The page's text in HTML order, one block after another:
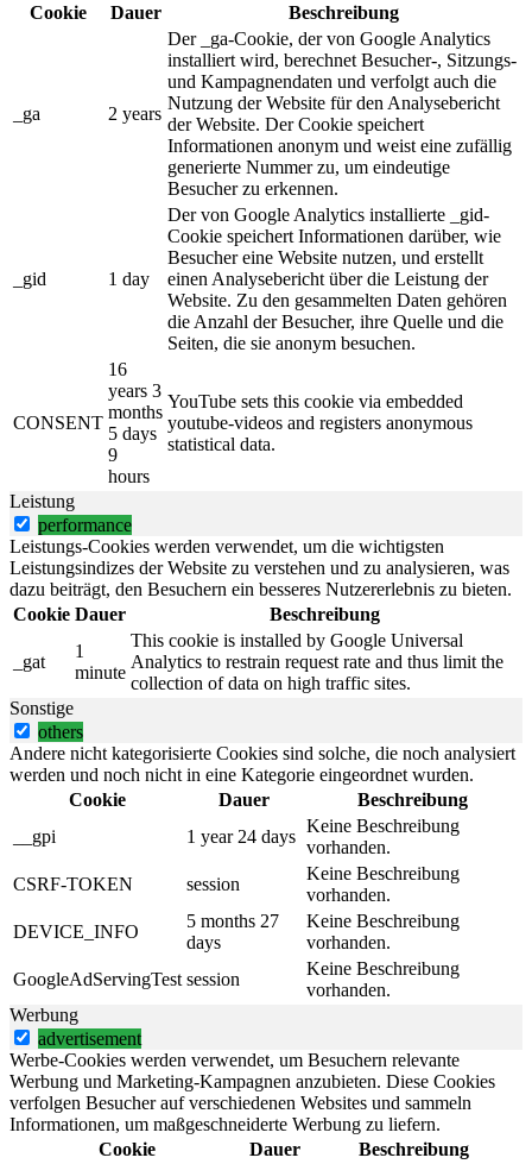
Cookie
Dauer Beschreibung
_ga 2 years
Der _ga-Cookie, der von Google Analytics
installiert wird, berechnet Besucher-, Sitzungs-
und Kampagnendaten und verfolgt auch die
Nutzung der Website für den Analysebericht
der Website. Der Cookie speichert
Informationen anonym und weist eine zufällig
generierte Nummer zu, um eindeutige
Besucher zu erkennen.
_gid 1 day
Der von Google Analytics installierte _gid-
Cookie speichert Informationen darüber, wie
Besucher eine Website nutzen, und erstellt
einen Analysebericht über die Leistung der
Website. Zu den gesammelten Daten gehören
die Anzahl der Besucher, ihre Quelle und die
Seiten, die sie anonym besuchen.
CONSENT
16
years 3
months
5 days
9
hours
YouTube sets this cookie via embedded
youtube-videos and registers anonymous
statistical data.
Leistung
performance
Leistungs-Cookies werden verwendet, um die wichtigsten
Leistungsindizes der Website zu verstehen und zu analysieren, was
dazu beiträgt, den Besuchern ein besseres Nutzererlebnis zu bieten.
Cookie Dauer Beschreibung
_gat
1
minute
This cookie is installed by Google Universal
Analytics to restrain request rate and thus limit the
collection of data on high traffic sites.
Sonstige
others
Andere nicht kategorisierte Cookies sind solche, die noch analysiert
werden und noch nicht in eine Kategorie eingeordnet wurden.
Cookie
Dauer
Beschreibung
__gpi
1 year 24 days
Keine Beschreibung
vorhanden.
CSRF-TOKEN
session
Keine Beschreibung
vorhanden.
DEVICE_INFO
5 months 27
days
Keine Beschreibung
vorhanden.
GoogleAdServingTest session
Keine Beschreibung
vorhanden.
Werbung
advertisement
Werbe-Cookies werden verwendet, um Besuchern relevante
Werbung und Marketing-Kampagnen anzubieten. Diese Cookies
verfolgen Besucher auf verschiedenen Websites und sammeln
Informationen, um maßgeschneiderte Werbung zu liefern.
Cookie
Dauer Beschreibung